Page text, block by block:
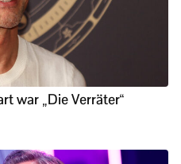
war „Die Verräter“